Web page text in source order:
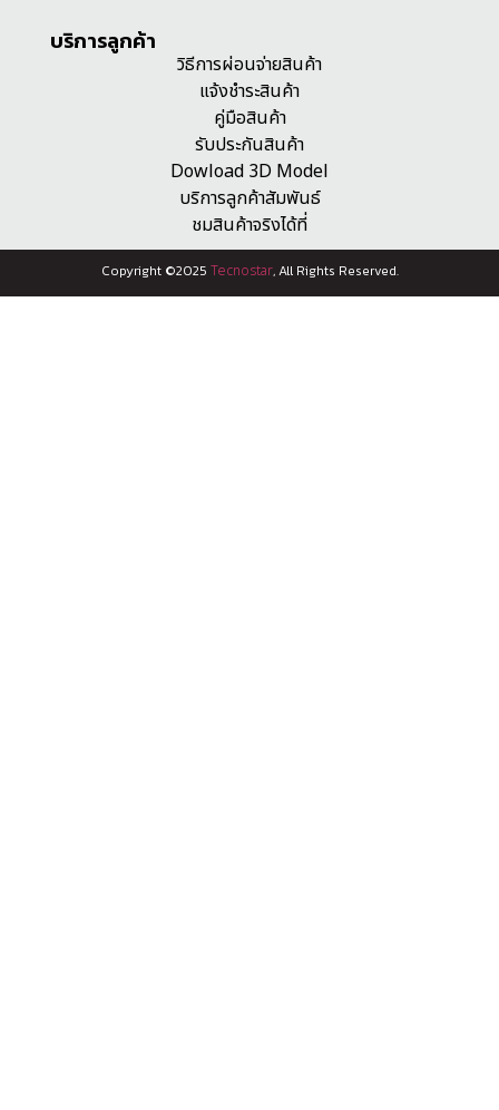
บริการลูกค้า
วิธีการผ่อนจ่ายสินค้า
แจ้งชำระสินค้า
คู่มือสินค้า
รับประกันสินค้า
Dowload 3D Model
บริการลูกค้าสัมพันธ์
ชมสินค้าจริงได้ที่
Copyright ©2025 Tecnostar, All Rights Reserved.